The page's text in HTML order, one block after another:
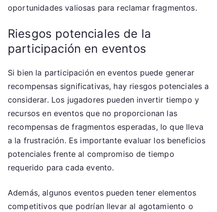
oportunidades valiosas para reclamar fragmentos.
Riesgos potenciales de la
participación en eventos
Si bien la participación en eventos puede generar
recompensas significativas, hay riesgos potenciales a
considerar. Los jugadores pueden invertir tiempo y
recursos en eventos que no proporcionan las
recompensas de fragmentos esperadas, lo que lleva
a la frustración. Es importante evaluar los beneficios
potenciales frente al compromiso de tiempo
requerido para cada evento.
Además, algunos eventos pueden tener elementos
competitivos que podrían llevar al agotamiento o